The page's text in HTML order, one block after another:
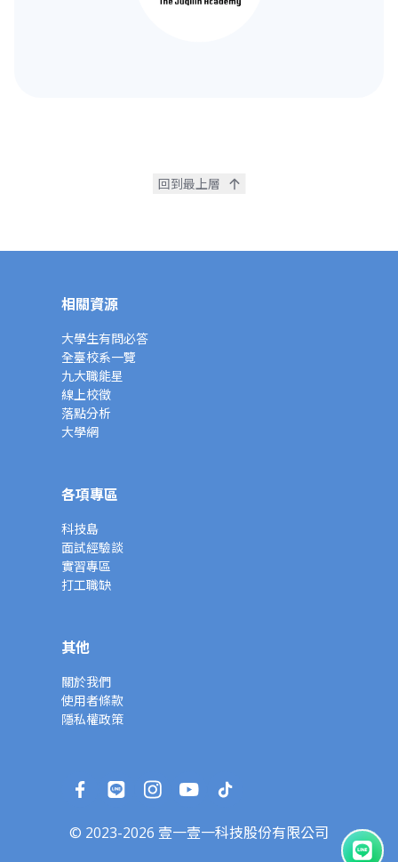
回到最上層
相關資源
大學生有問必答
全臺校系一覽
九大職能星
線上校徵
落點分析
大學網
各項專區
科技島
面試經驗談
實習專區
打工職缺
其他
關於我們
使用者條款
隱私權政策
© 2023-2026 壹一壹一科技股份有限公司